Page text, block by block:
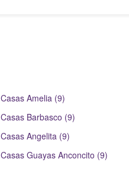
Casas Amelia (9)
Casas Barbasco (9)
Casas Angelita (9)
Casas Guayas Anconcito (9)